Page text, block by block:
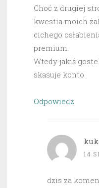
Choć z drugiej
kwestia moich
cichego
premium.
Wtedy jakiś
skasuje konto.
Odpowiedz
14
dzis za